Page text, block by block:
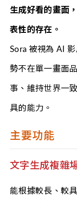
生成好看的畫面
表性的存在。
Sora 被視為 AI
勢不在單一畫面
事、維持世界一
具的能力。
主要功能
文字生成複雜
能根據較長、較